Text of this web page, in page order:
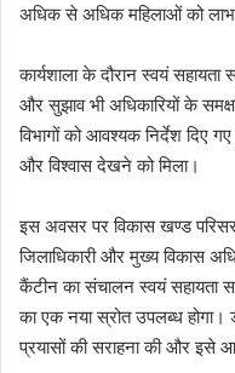
अधिक से अधिक महिलाओं को
कार्यशाला के दौरान स्वयं
और सुझाव भी अधिकारियों के
विभागों को आवश्यक निर्देश दिए
और विश्वास देखने को मिला।
इस अवसर पर विकास खण्ड
जिलाधिकारी और मुख्य विकास
कैंटीन का संचालन स्वयं सहायता
का एक नया स्रोत उपलब्ध
प्रयासों की सराहना की और इसे